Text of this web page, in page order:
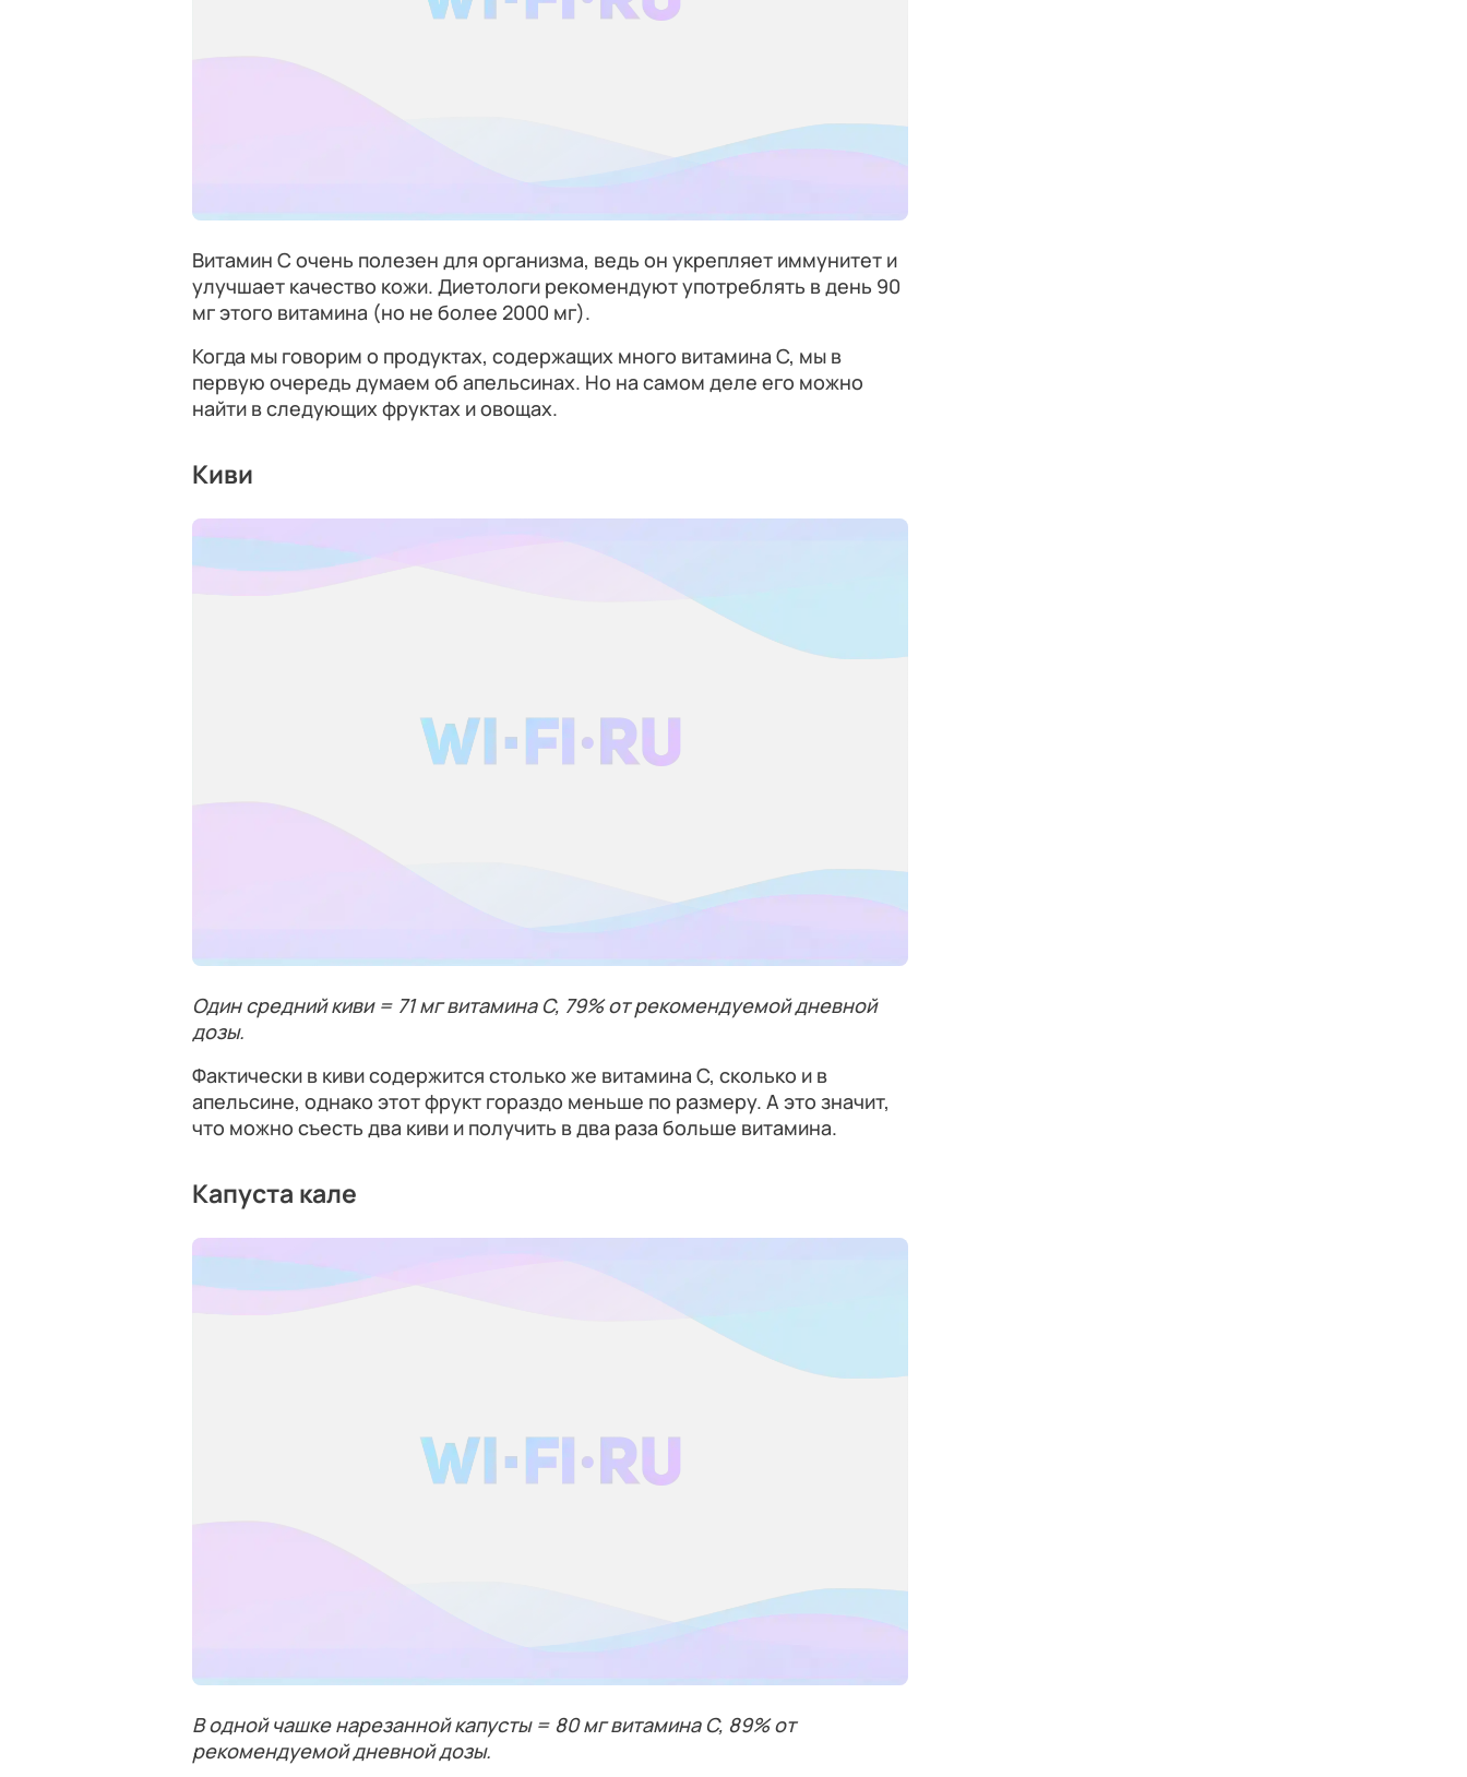
Витамин C очень полезен для организма, ведь он укрепляет иммунитет и
улучшает качество кожи. Диетологи рекомендуют употреблять в день 90
мг этого витамина (но не более 2000 мг).
Когда мы говорим о продуктах, содержащих много витамина C, мы в
первую очередь думаем об апельсинах. Но на самом деле его можно
найти в следующих фруктах и овощах.
Киви
Один средний киви = 71 мг витамина C, 79% от рекомендуемой дневной
дозы.
Фактически в киви содержится столько же витамина C, сколько и в
апельсине, однако этот фрукт гораздо меньше по размеру. А это значит,
что можно съесть два киви и получить в два раза больше витамина.
Капуста кале
В одной чашке нарезанной капусты = 80 мг витамина C, 89% от
рекомендуемой дневной дозы.